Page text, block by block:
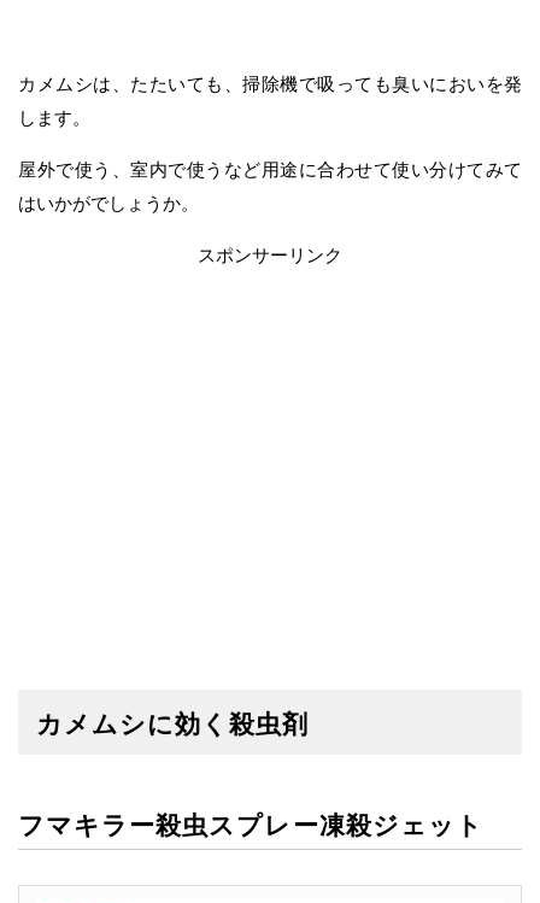
カメムシは、たたいても、掃除機で吸っても臭いにおいを発
します。
屋外で使う、室内で使うなど用途に合わせて使い分けてみて
はいかがでしょうか。
スポンサーリンク
カメムシに効く殺虫剤
フマキラー殺虫スプレー凍殺ジェット